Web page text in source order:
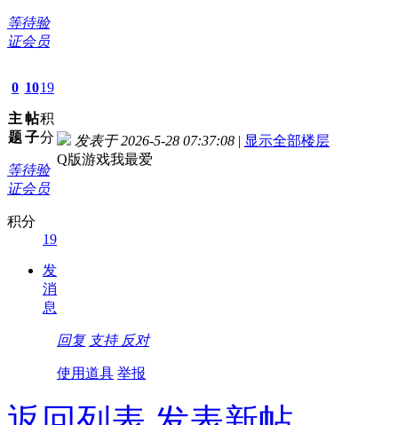
等待验
证会员
0
主
题
10
帖
子
19
积
分
等待验
证会员
积分
19
发
消
息
发表于 2026-5-28 07:37:08 | 显示全部楼层
Q版游戏我最爱
回复 支持 反对
使用道具 举报